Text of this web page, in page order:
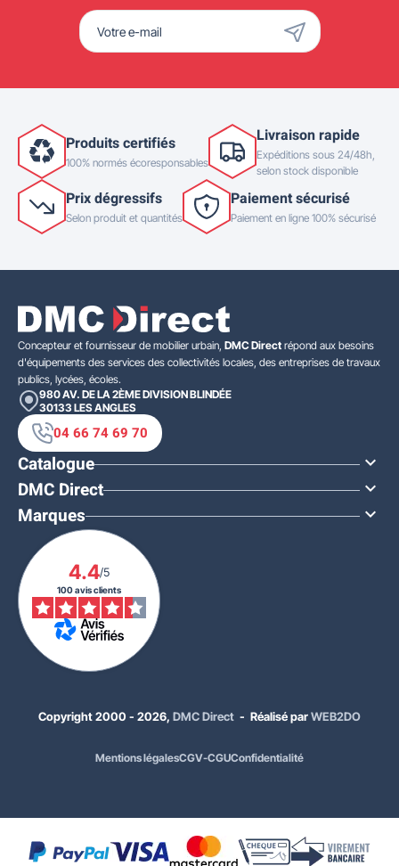
135,00 €HT
Coloris Procity : Vert RAL 6005
Produits certifiés
100% normés écoresponsables
Livraison rapide
Expéditions sous 24/48h,
selon stock disponible
Prix dégressifs
Selon produit et quantités
Paiement sécurisé
Paiement en ligne 100% sécurisé
Concepteur et fournisseur de mobilier urbain, DMC Direct répond aux besoins
d'équipements des services des collectivités locales, des entreprises de travaux
publics, lycées, écoles.
980 AV. DE LA 2ÈME DIVISION BLINDÉE
30133 LES ANGLES
04 66 74 69 70
Catalogue 
DMC Direct 
Marques 
4.4/5
100 avis clients
Copyright 2000 - 2026, DMC Direct - Réalisé parWEB2DO
Mentions légalesCGV-CGUConfidentialité